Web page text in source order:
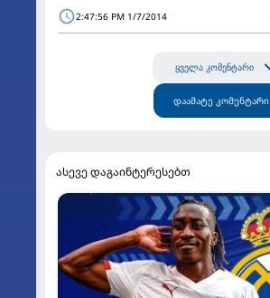
2:47:56 PM 1/7/2014
ყველა კომენტარი
დაამატე კომენტარი
ასევე დაგაინტერესებთ